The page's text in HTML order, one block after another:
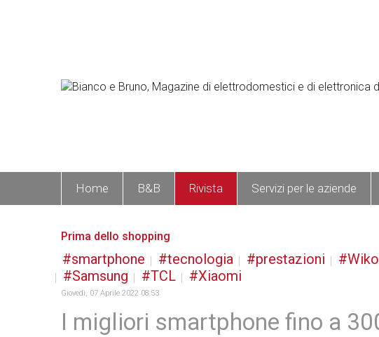
Home B&B Rivista Servizi per le aziende
Prima dello shopping
smartphone tecnologia prestazioni
Wiko
Samsung
TCL Xiaomi
Giovedì, 07 Aprile 2022 08:53
I migliori smartphone fino a